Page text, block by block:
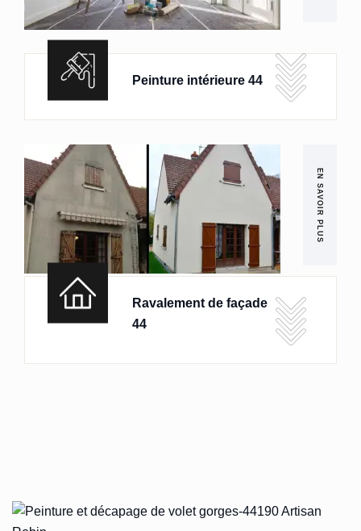
Peinture intérieure 44
EN SAVOIR PLUS
Ravalement de façade
44